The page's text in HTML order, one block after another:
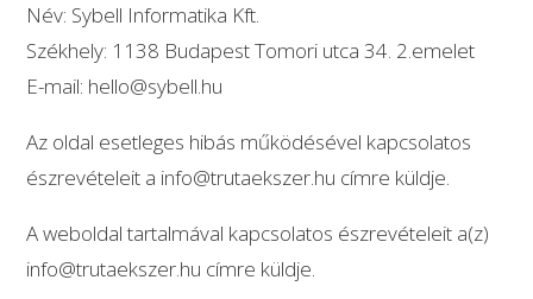
Név: Sybell Informatika Kft.
Székhely: 1138 Budapest Tomori utca 34. 2.emelet
E-mail: hello@sybell.hu
Az oldal esetleges hibás működésével kapcsolatos
észrevételeit a info@trutaekszer.hu címre küldje.
A weboldal tartalmával kapcsolatos észrevételeit a(z)
info@trutaekszer.hu címre küldje.